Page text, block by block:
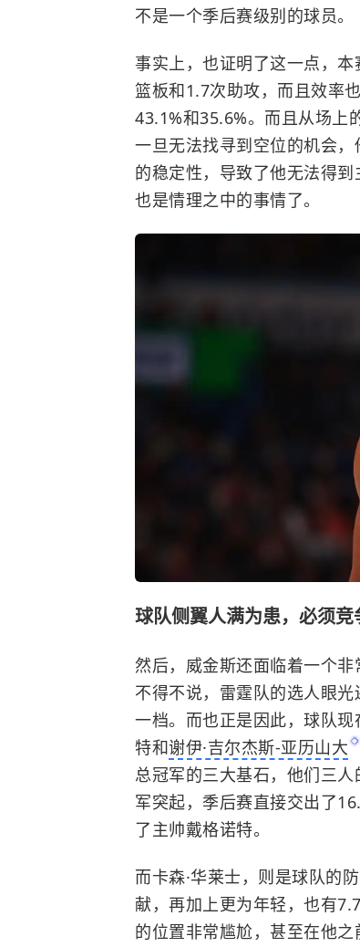
不是一个季后赛级别的球员。
事实上，也证明了这一点，
篮板和1.7次助攻，而且效率
43.1%和35.6%。而且从场上
一旦无法找寻到空位的机会
的稳定性，导致了他无法得到
也是情理之中的事情了。
球队侧翼人满为患，必须竞
然后，威金斯还面临着一个非
不得不说，雷霆队的选人眼
一档。而也正是因此，球队现
特和谢伊·吉尔杰斯-亚历山大
总冠军的三大基石，他们三
军突起，季后赛直接交出了
了主帅戴格诺特。
而卡森·华莱士，则是球队的
献，再加上更为年轻，也有
的位置非常尴尬，甚至在他